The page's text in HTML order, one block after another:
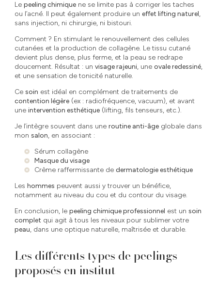
Le peeling chimique ne se limite pas à corriger les taches
ou l’acné. Il peut également produire un effet lifting naturel,
sans injection, ni chirurgie, ni bistouri.
Comment ? En stimulant le renouvellement des cellules
cutanées et la production de collagène. Le tissu cutané
devient plus dense, plus ferme, et la peau se redrape
doucement. Résultat : un visage rajeuni, une ovale redessiné,
et une sensation de tonicité naturelle.
Ce soin est idéal en complément de traitements de
contention légère (ex : radiofréquence, vacuum), et avant
une intervention esthétique (lifting, fils tenseurs, etc.).
Je l’intègre souvent dans une routine anti-âge globale dans
mon salon, en associant :
Sérum collagène
Masque du visage
Crème raffermissante de dermatologie esthétique
Les hommes peuvent aussi y trouver un bénéfice,
notamment au niveau du cou et du contour du visage.
En conclusion, le peeling chimique professionnel est un soin
complet qui agit à tous les niveaux pour sublimer votre
peau, dans une optique naturelle, maîtrisée et durable.
Les différents types de peelings
proposés en institut